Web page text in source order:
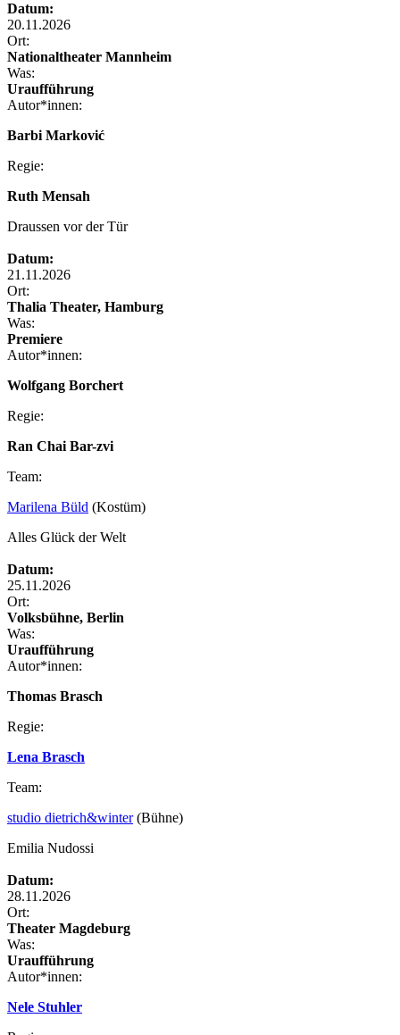
Datum:
20.11.2026
Ort:
Nationaltheater Mannheim
Was:
Uraufführung
Autor*innen:
Barbi Marković
Regie:
Ruth Mensah
Draussen vor der Tür
Datum:
21.11.2026
Ort:
Thalia Theater, Hamburg
Was:
Premiere
Autor*innen:
Wolfgang Borchert
Regie:
Ran Chai Bar-zvi
Team:
Marilena Büld (Kostüm)
Alles Glück der Welt
Datum:
25.11.2026
Ort:
Volksbühne, Berlin
Was:
Uraufführung
Autor*innen:
Thomas Brasch
Regie:
Lena Brasch
Team:
studio dietrich&winter(Bühne)
Emilia Nudossi
Datum:
28.11.2026
Ort:
Theater Magdeburg
Was:
Uraufführung
Autor*innen:
Nele Stuhler